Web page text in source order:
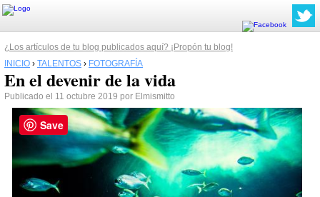
¿Los artículos de tu blog publicados aquí? ¡Propón tu blog!
INICIO › TALENTOS › FOTOGRAFÍA
En el devenir de la vida
Publicado el 11 octubre 2019 por Elmismitto
Save